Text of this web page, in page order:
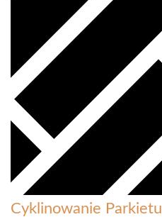
Cyklinowanie Parkietu